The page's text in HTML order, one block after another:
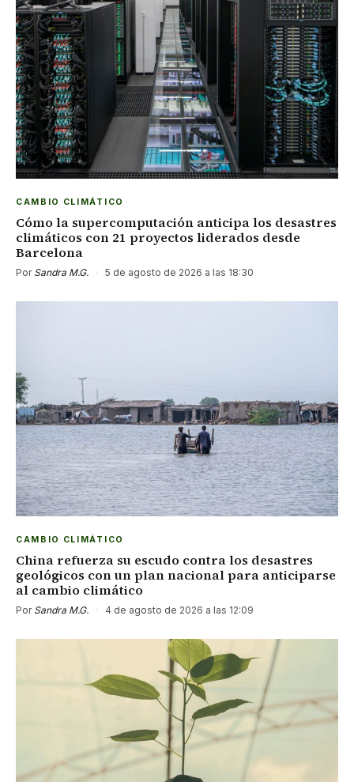
CAMBIO CLIMÁTICO
Cómo la supercomputación anticipa los desastres
climáticos con 21 proyectos liderados desde
Barcelona
Por Sandra M.G. · 5 de agosto de 2026 a las 18:30
CAMBIO CLIMÁTICO
China refuerza su escudo contra los desastres
geológicos con un plan nacional para anticiparse
al cambio climático
Por Sandra M.G. · 4 de agosto de 2026 a las 12:09